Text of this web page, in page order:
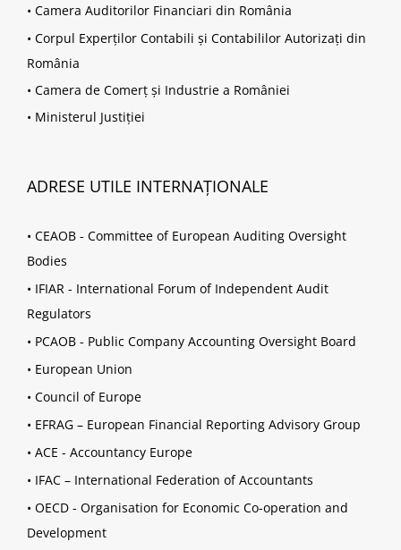
• Camera Auditorilor Financiari din România
• Corpul Experților Contabili și Contabililor Autorizați din
România
• Camera de Comerț și Industrie a României
• Ministerul Justiției
ADRESE UTILE INTERNAȚIONALE
• CEAOB - Committee of European Auditing Oversight
Bodies
• IFIAR - International Forum of Independent Audit
Regulators
• PCAOB - Public Company Accounting Oversight Board
• European Union
• Council of Europe
• EFRAG – European Financial Reporting Advisory Group
• ACE - Accountancy Europe
• IFAC – International Federation of Accountants
• OECD - Organisation for Economic Co-operation and
Development